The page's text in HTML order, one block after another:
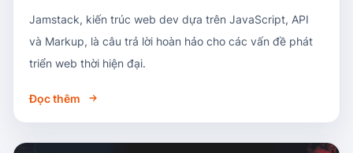
Jamstack, kiến trúc web dev dựa trên JavaScript, API
và Markup, là câu trả lời hoàn hảo cho các vấn đề phát
triển web thời hiện đại.
Đọc thêm